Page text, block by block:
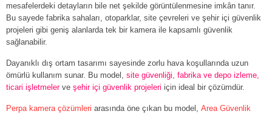
mesafelerdeki detayların bile net şekilde görüntülenmesine imkân tanır.
Bu sayede fabrika sahaları, otoparklar, site çevreleri ve şehir içi güvenlik
projeleri gibi geniş alanlarda tek bir kamera ile kapsamlı güvenlik
sağlanabilir.
Dayanıklı dış ortam tasarımı sayesinde zorlu hava koşullarında uzun
ömürlü kullanım sunar. Bu model, site güvenliği, fabrika ve depo izleme,
ticari işletmeler ve şehir içi güvenlik projeleri için ideal bir çözümdür.
Perpa kamera çözümleri arasında öne çıkan bu model, Area Güvenlik